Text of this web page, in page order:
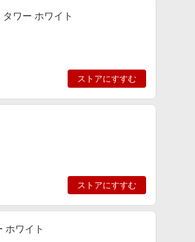
ワー ホワイト
ストアにすすむ
ストアにすすむ
ホワイト